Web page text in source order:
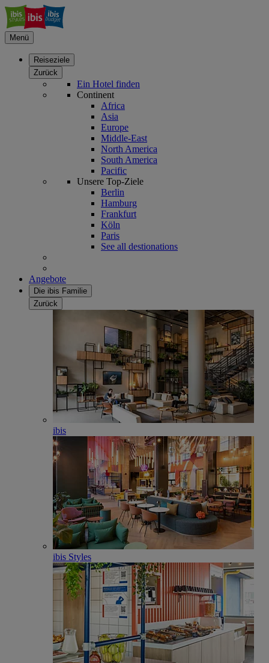
Menü
Reiseziele
Zurück
Ein Hotel finden
Continent
Africa
Asia
Europe
Middle-East
North America
South America
Pacific
Unsere Top-Ziele
Berlin
Hamburg
Frankfurt
Köln
Paris
See all destionations
Angebote
Die ibis Familie
Zurück
ibis
ibis Styles